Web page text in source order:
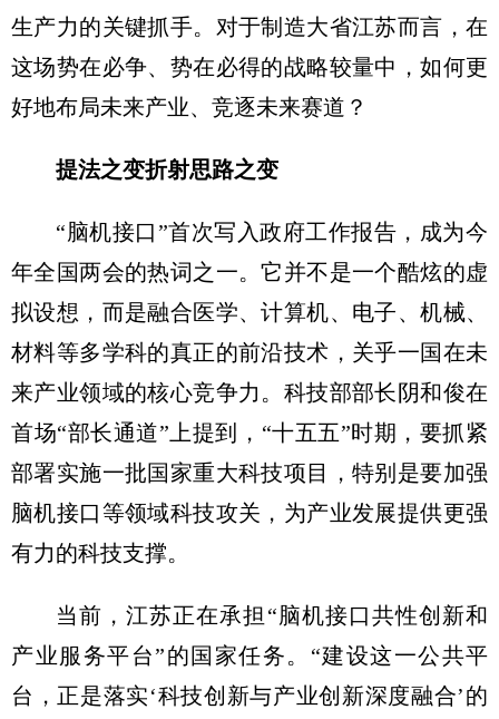
生产力的关键抓手。对于制造大省江苏而言，在
这场势在必争、势在必得的战略较量中，如何更
好地布局未来产业、竞逐未来赛道？
提法之变折射思路之变
“脑机接口”首次写入政府工作报告，成为今
年全国两会的热词之一。它并不是一个酷炫的虚
拟设想，而是融合医学、计算机、电子、机械、
材料等多学科的真正的前沿技术，关乎一国在未
来产业领域的核心竞争力。科技部部长阴和俊在
首场“部长通道”上提到，“十五五”时期，要抓紧
部署实施一批国家重大科技项目，特别是要加强
脑机接口等领域科技攻关，为产业发展提供更强
有力的科技支撑。
当前，江苏正在承担“脑机接口共性创新和
产业服务平台”的国家任务。“建设这一公共平
台，正是落实‘科技创新与产业创新深度融合’的